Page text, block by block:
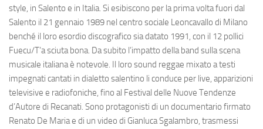
style, in Salento e in Italia. Si esibiscono per la prima volta fuori dal
Salento il 21 gennaio 1989 nel centro sociale Leoncavallo di Milano
benché il loro esordio discografico sia datato 1991, con il 12 pollici
Fuecu/T’a sciuta bona. Da subito l’impatto della band sulla scena
musicale italiana è notevole. Il loro sound reggae mixato a testi
impegnati cantati in dialetto salentino li conduce per live, apparizioni
televisive e radiofoniche, fino al Festival delle Nuove Tendenze
d’Autore di Recanati. Sono protagonisti di un documentario firmato
Renato De Maria e di un video di Gianluca Sgalambro, trasmessi